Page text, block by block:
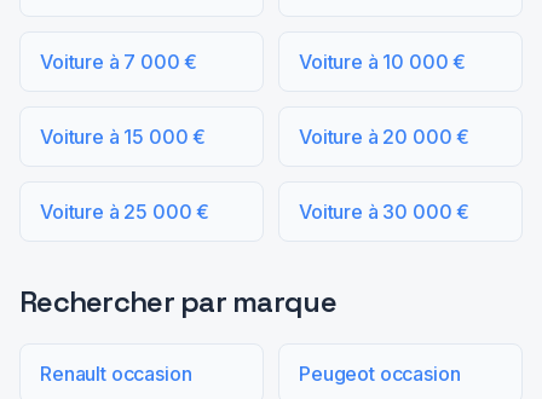
Voiture à 7 000 € Voiture à 10 000 €
Voiture à 15 000 € Voiture à 20 000 €
Voiture à 25 000 € Voiture à 30 000 €
Rechercher par marque
Renault occasion Peugeot occasion